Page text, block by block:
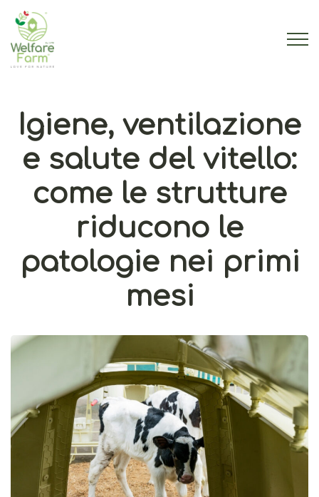
Igiene, ventilazione
e salute del vitello:
come le strutture
riducono le
patologie nei primi
mesi